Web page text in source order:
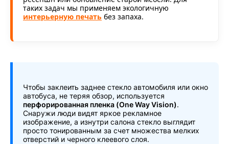
таких задач мы применяем экологичную
интерьерную печать без запаха.
Чтобы заклеить заднее стекло автомобиля или окно
автобуса, не теряя обзор, используется
перфорированная пленка (One Way Vision).
Снаружи люди видят яркое рекламное
изображение, а изнутри салона стекло выглядит
просто тонированным за счет множества мелких
отверстий и черного клеевого слоя.